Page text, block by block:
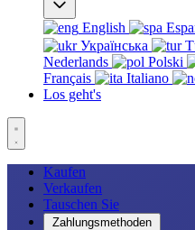
English
Українська
Nederlands
Polski
Français
Italiano
Los geht's
Kaufen
Verkaufen
Tauschen Sie
Zahlungsmethoden